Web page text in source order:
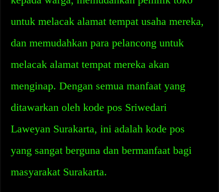
untuk melacak alamat tempat usaha mereka,
dan memudahkan para pelancong untuk
melacak alamat tempat mereka akan
menginap. Dengan semua manfaat yang
ditawarkan oleh kode pos Sriwedari
Laweyan Surakarta, ini adalah kode pos
yang sangat berguna dan bermanfaat bagi
masyarakat Surakarta.